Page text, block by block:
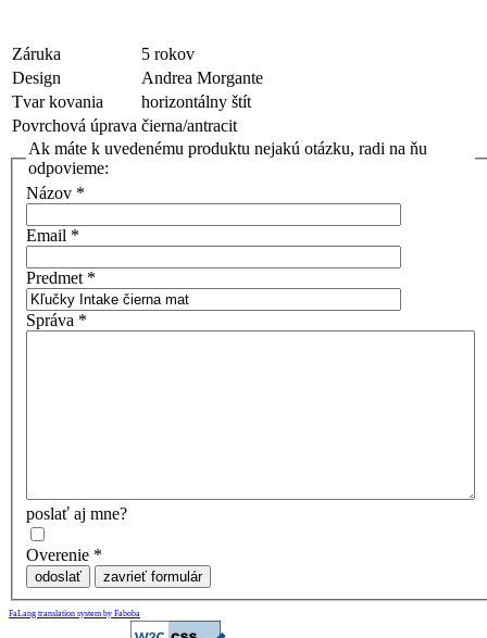
Záruka
5 rokov
Design
Andrea Morgante
Tvar kovania
horizontálny štít
Povrchová úprava čierna/antracit
Ak máte k uvedenému produktu nejakú otázku, radi na ňu
odpovieme:
Názov *
Email *
Predmet *
Správa *
poslať aj mne?
Overenie *
odoslať zavrieť formulár
FaLang translation system by Faboba